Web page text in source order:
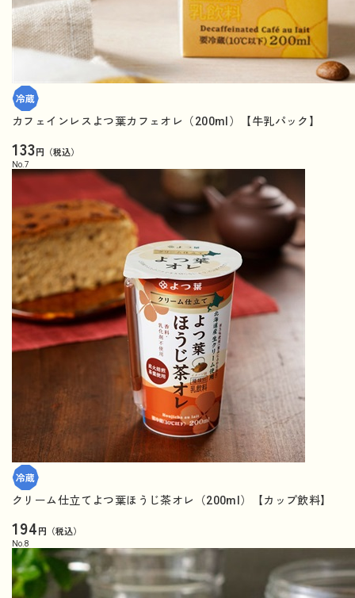
カフェインレスよつ葉カフェオレ（200ml）【牛乳パック】
133円（税込）
No. 7
クリーム仕立てよつ葉ほうじ茶オレ（200ml）【カップ飲料】
194円（税込）
No. 8